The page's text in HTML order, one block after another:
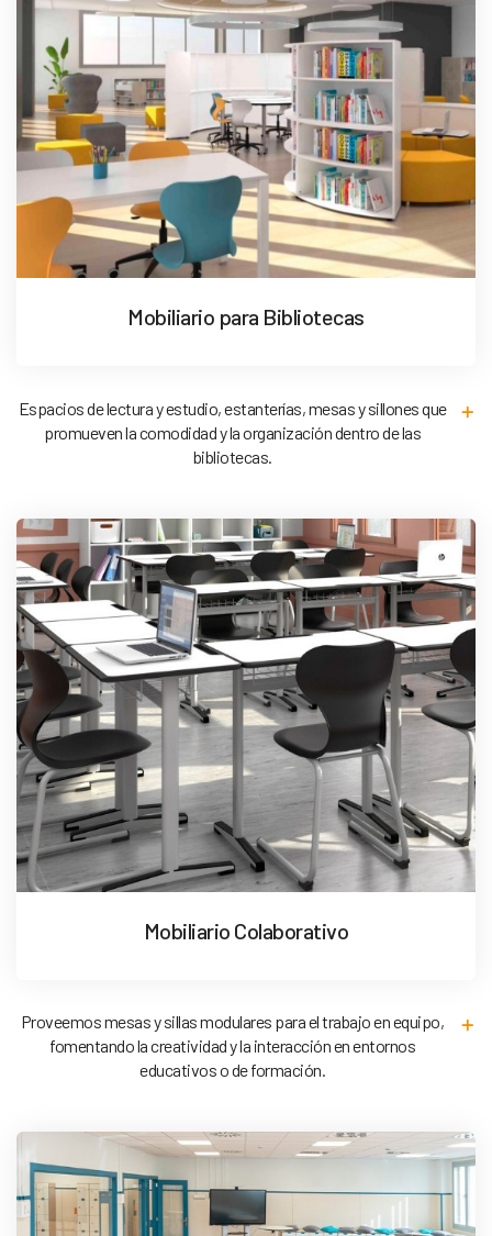
Mobiliario para Bibliotecas
Espacios de lectura y estudio, estanterías, mesas y sillones que
promueven la comodidad y la organización dentro de las
bibliotecas.
Mobiliario Colaborativo
Proveemos mesas y sillas modulares para el trabajo en equipo,
fomentando la creatividad y la interacción en entornos
educativos o de formación.